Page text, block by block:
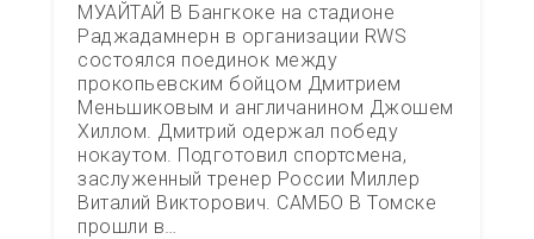
МУАЙТАЙ В Бангкоке на стадионе
Раджадамнерн в организации RWS
состоялся поединок между
прокопьевским бойцом Дмитрием
Меньшиковым и англичанином Джошем
Хиллом. Дмитрий одержал победу
нокаутом. Подготовил спортсмена,
заслуженный тренер России Миллер
Виталий Викторович. САМБО В Томске
прошли в…